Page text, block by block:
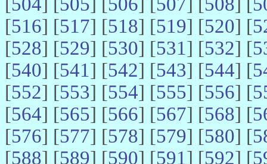
[516] [517] [518] [519] [520] [
[528] [529] [530] [531] [532] [
[540] [541] [542] [543] [544] [
[552] [553] [554] [555] [556] [
[564] [565] [566] [567] [568] [
[576] [577] [578] [579] [580] [
[588] [589] [590] [591] [592] [